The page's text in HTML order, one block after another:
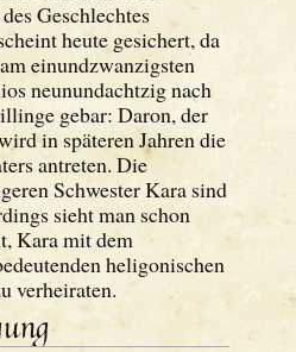
Geschlechtes
heute gesichert, da
einundzwanzigsten
neunundachtzig nach
gebar: Daron, der
in späteren Jahren die
antreten. Die
Schwester Kara sind
sieht man schon
Kara mit dem
heligonischen
verheiraten.